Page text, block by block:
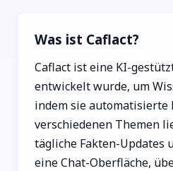
Was ist Caflact?
Caflact ist eine KI-
entwickelt wurde, um
indem sie automatisierte
verschiedenen Themen
tägliche Fakten-Updates
eine Chat-Oberfläche,